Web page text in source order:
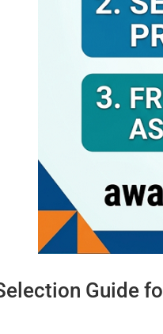
Guide